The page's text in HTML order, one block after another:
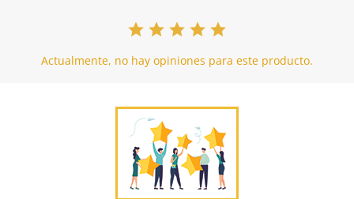
Actualmente, no hay opiniones para este producto.